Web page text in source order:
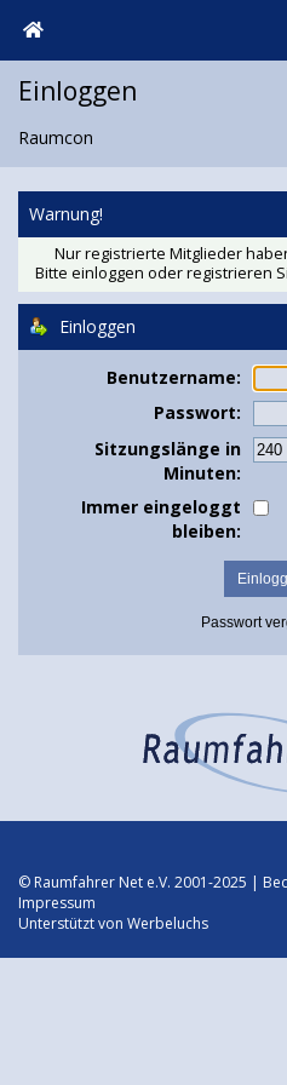
Einloggen
Raumcon
Warnung!
Nur registrierte Mitglieder
Bitte einloggen oderregistrieren
Einloggen
Benutzername:
Passwort:
Sitzungslänge in
Minuten:
Immer eingeloggt
bleiben:
Passwort
© Raumfahrer Net e.V. 2001-2025 |
Impressum
Unterstützt von Werbeluchs